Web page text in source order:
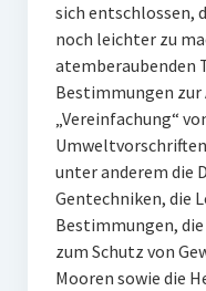
sich entschlossen,
noch leichter zu
atemberaubenden
Bestimmungen zur
„Vereinfachung“
Umweltvorschriften
unter anderem die
Gentechniken, die
Bestimmungen,
zum Schutz von
Mooren sowie die